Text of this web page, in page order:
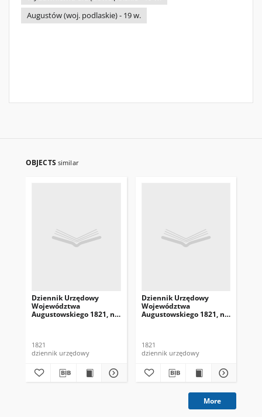
Augustów (woj. podlaskie) - 19 w.
OBJECTS similar
Dziennik Urzędowy
Województwa
Augustowskiego 1821, nr
1821
dziennik urzędowy
Dziennik Urzędowy
Województwa
Augustowskiego 1821, nr
1821
dziennik urzędowy
More